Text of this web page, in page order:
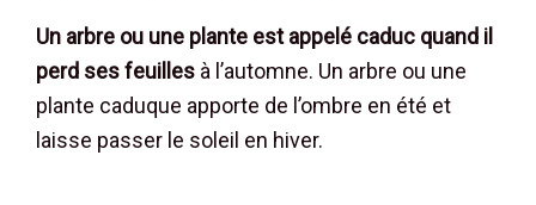
Un arbre ou une plante est appelé caduc quand il
perd ses feuilles à l’automne. Un arbre ou une
plante caduque apporte de l’ombre en été et
laisse passer le soleil en hiver.